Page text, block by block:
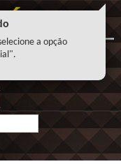
a opção